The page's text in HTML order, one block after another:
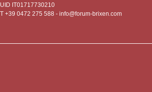
UID IT01717730210
T +39 0472 275 588 - info@forum-brixen.com